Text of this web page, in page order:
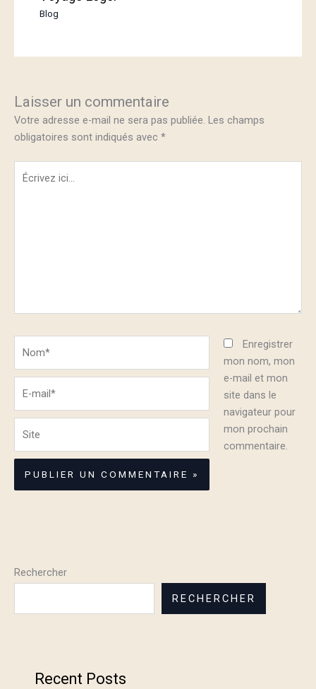
Blog
Laisser un commentaire
Votre adresse e-mail ne sera pas publiée. Les champs
obligatoires sont indiqués avec *
Écrivez
ici…
mail*
Enregistrer
mon nom, mon
e-mail et mon
site dans le
navigateur pour
mon prochain
commentaire.
Rechercher
RECHERCHER
Recent Posts